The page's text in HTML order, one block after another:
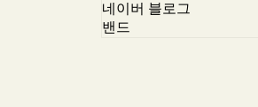
네이버 블로그
밴드